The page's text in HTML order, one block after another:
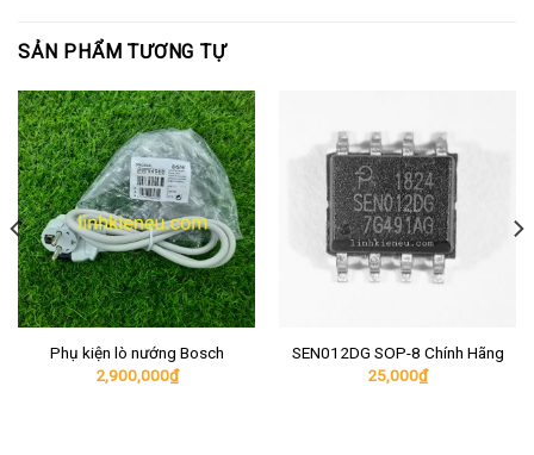
SẢN PHẨM TƯƠNG TỰ
Phụ kiện lò nướng Bosch
2,900,000₫
SEN012DG SOP-8 Chính Hãng
25,000₫